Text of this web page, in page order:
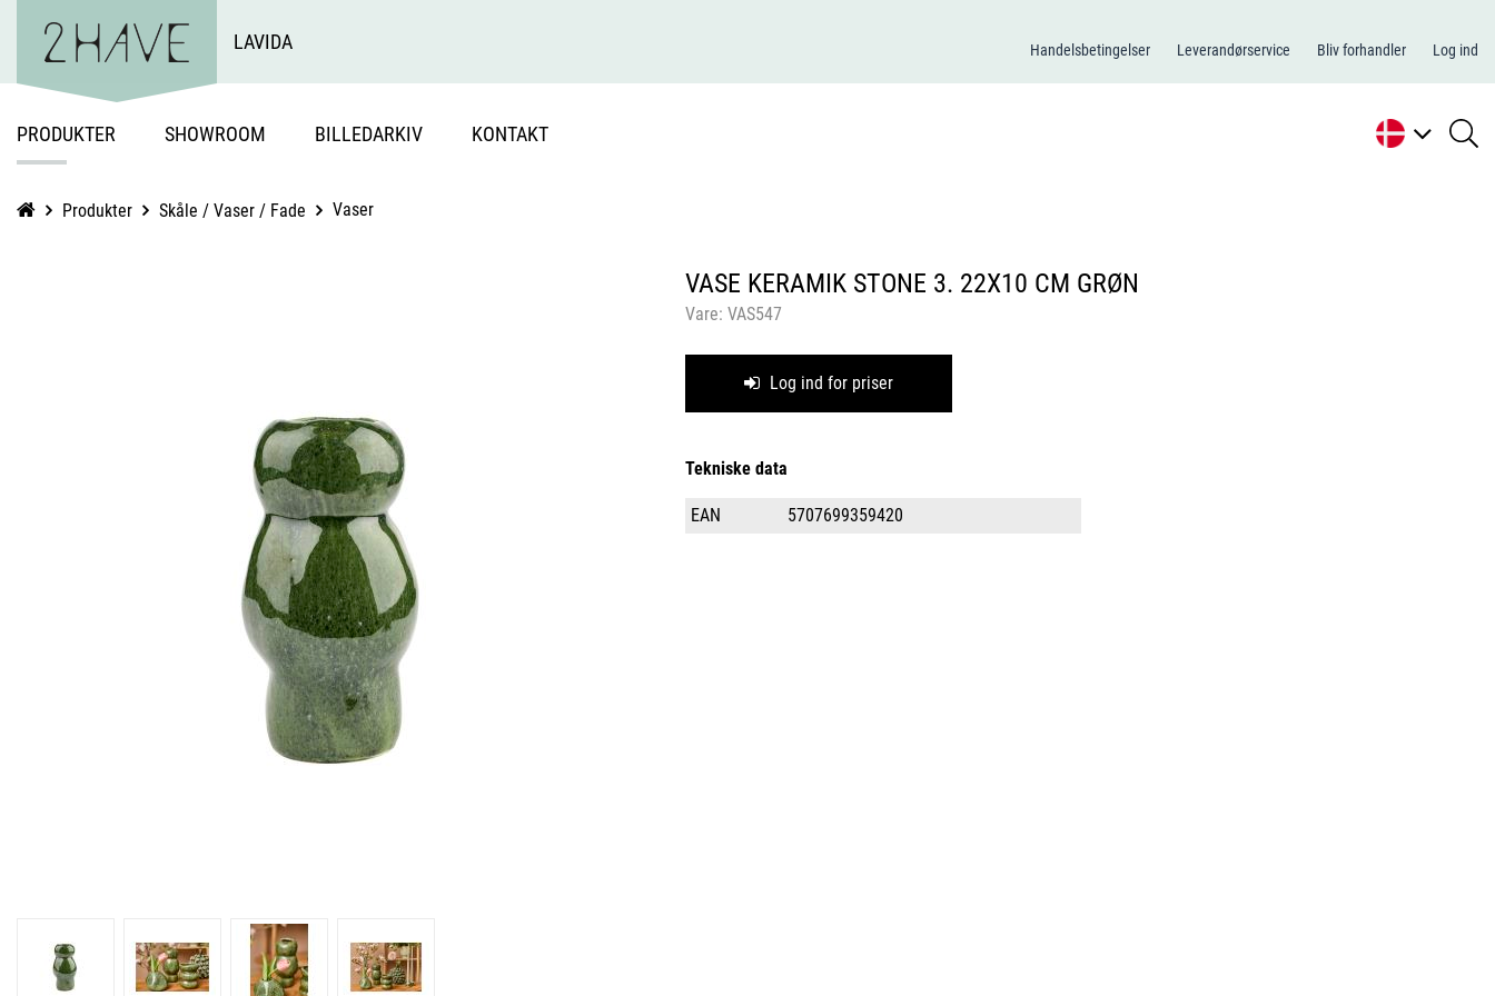
LAVIDA Handelsbetingelser Leverandørservice Bliv forhandler Log ind
PRODUKTER SHOWROOM BILLEDARKIV KONTAKT
Produkter Skåle / Vaser / Fade Vaser
VASE KERAMIK STONE 3. 22X10 CM GRØN
Vare:VAS547
Log ind for priser
Tekniske data
EAN 5707699359420